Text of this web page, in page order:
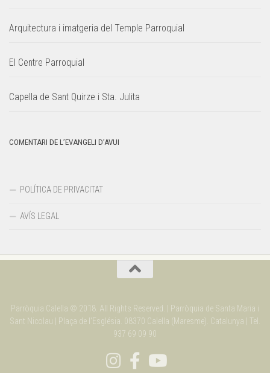
Arquitectura i imatgeria del Temple Parroquial
El Centre Parroquial
Capella de Sant Quirze i Sta. Julita
COMENTARI DE L’EVANGELI D’AVUI
POLÍTICA DE PRIVACITAT
AVÍS LEGAL
Parròquia Calella © 2018. All Rights Reserved. | Parròquia de Santa Maria i
Sant Nicolau | Plaça de l'Església. 08370 Calella (Maresme). Catalunya | Tel.
937 69 09 90